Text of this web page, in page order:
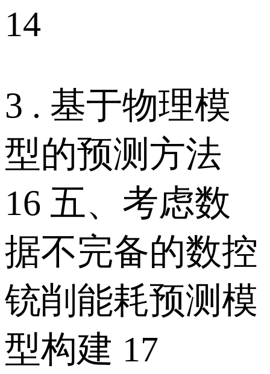
14
3 . 基于物理模
型的预测方法
16 五、考虑数
据不完备的数控
铳削能耗预测模
型构建 17